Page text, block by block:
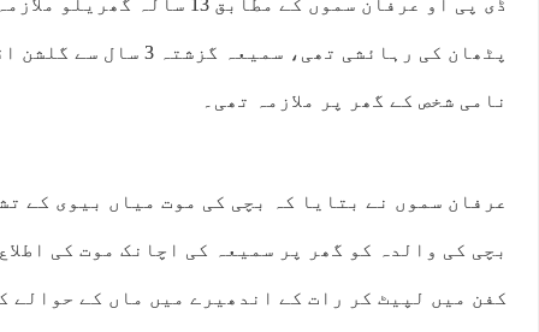
ڈی پی او عرفان سموں کے مطابق 13
پٹھان کی رہائشی تھی،
نامی شخص کے گھر پر ملازمہ تھی۔
عرفان سموں نے بتایا کہ بچی کی موت میاں بیوی کے
بچی کی والدہ کو گھر پر سمیعہ کی اچانک موت کی
کفن میں لپیٹ کر رات کے اندھیرے میں ماں کے حوالے
20:00 21:00 22:00 23:00 00:00 01:00